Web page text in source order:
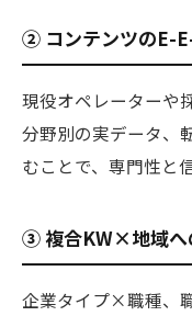
② コンテンツのE-
現役オペレーターや
分野別の実データ、
むことで、専門性と
③ 複合KW×地域へ
企業タイプ×職種、